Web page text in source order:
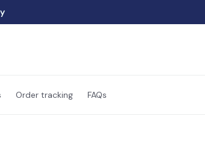
Order tracking FAQs